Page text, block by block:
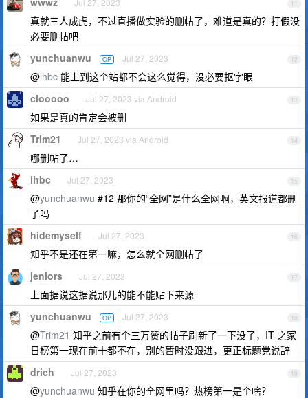
11
Jul 27, 2023
真就三人成虎，不过直播做实验的删帖了，难道是真的？打假没
必要删帖吧
12
yunchuanwu OP Jul 27, 2023
@lhbc 能上到这个站都不会这么觉得，没必要抠字眼
13
clooooo Jul 27, 2023 via Android
如果是真的肯定会被删
14
Trim21 Jul 27, 2023 via Android
哪删帖了…
15
lhbc Jul 27, 2023
@yunchuanwu #12 那你的“全网”是什么全网啊，英文报道都删
了吗
16
hidemyself Jul 27, 2023
知乎不是还在第一嘛，怎么就全网删帖了
17
jenlors Jul 27, 2023
上面据说这据说那儿的能不能贴下来源
18
yunchuanwu OP Jul 27, 2023
@Trim21 知乎之前有个三万赞的帖子刷新了一下没了，IT 之家
日榜第一现在前十都不在，别的暂时没跟进，更正标题党说辞
19
drich Jul 27, 2023
@yunchuanwu 知乎在你的全网里吗？热榜第一是个啥？